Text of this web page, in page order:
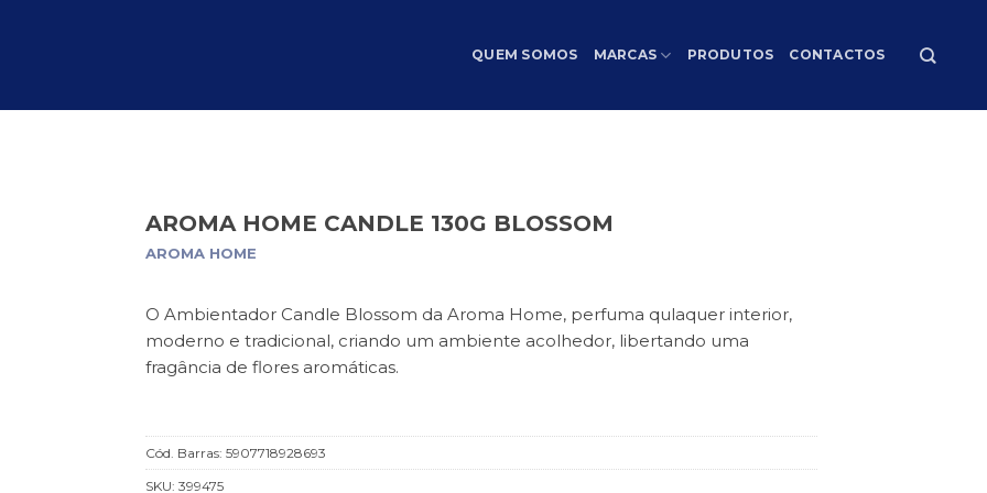
QUEM SOMOS MARCAS PRODUTOS CONTACTOS
AROMA HOME CANDLE 130G BLOSSOM
AROMA HOME
O Ambientador Candle Blossom da Aroma Home, perfuma qulaquer interior,
moderno e tradicional, criando um ambiente acolhedor, libertando uma
fragância de flores aromáticas.
Cód. Barras:5907718928693
SKU:399475